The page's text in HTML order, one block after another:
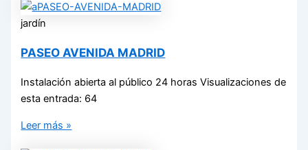
jardín
PASEO AVENIDA MADRID
Instalación abierta al público 24 horas Visualizaciones de
esta entrada: 64
Leer más »